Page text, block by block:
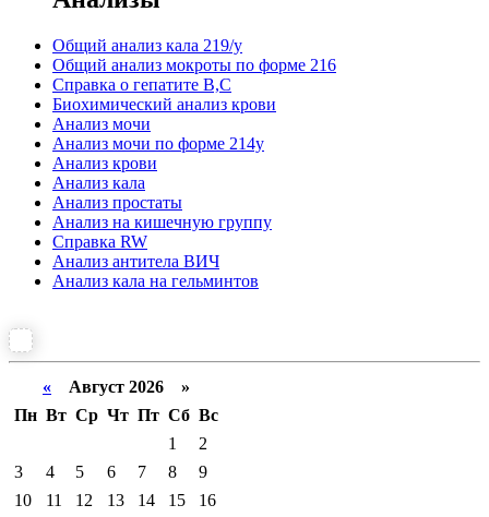
Общий анализ кала 219/у
Общий анализ мокроты по форме 216
Справка о гепатите B,C
Биохимический анализ крови
Анализ мочи
Анализ мочи по форме 214у
Анализ крови
Анализ кала
Анализ простаты
Анализ на кишечную группу
Справка RW
Анализ антитела ВИЧ
Анализ кала на гельминтов
« Август 2026 »
Пн Вт Ср Чт Пт Сб Вс
1
2
3
4 5 6 7 8
9
10
11 12 13 14 15
16